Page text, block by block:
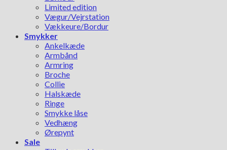
Limited edition
Vægur/Vejrstation
Vækkeure/Bordur
Smykker
Ankelkæde
Armbånd
Armring
Broche
Collie
Halskæde
Ringe
Smykke låse
Vedhæng
Ørepynt
Sale